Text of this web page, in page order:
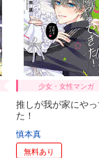
少女・女性マンガ
推しが我が家にや
た！
慎本真
無料あり